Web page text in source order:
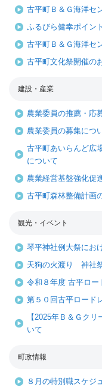
古平町Ｂ＆Ｇ海洋セ
ふるびら健幸ポイン
古平町Ｂ＆Ｇ海洋セ
古平町文化祭開催の
建設・産業
農業委員の推薦・応
農業委員の募集につ
古平町あいらんど広
について
農業経営基盤強化促
古平町森林整備計画
観光・イベント
琴平神社例大祭にお
天狗の火渡り 神社
令和８年度 古平ロー
第５０回古平ロード
【2025年Ｂ＆Ｇク
いて
町政情報
８月の特別職スケジ